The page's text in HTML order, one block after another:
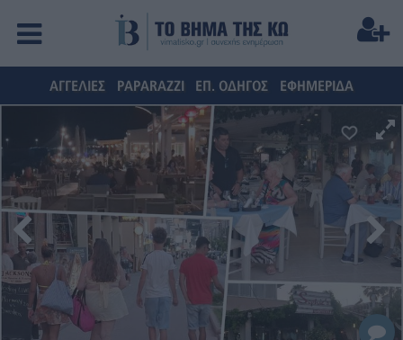
ΑΓΓΕΛΙΕΣ PAPARAZZI ΕΠ. ΟΔΗΓΟΣ ΕΦΗΜΕΡΙΔΑ